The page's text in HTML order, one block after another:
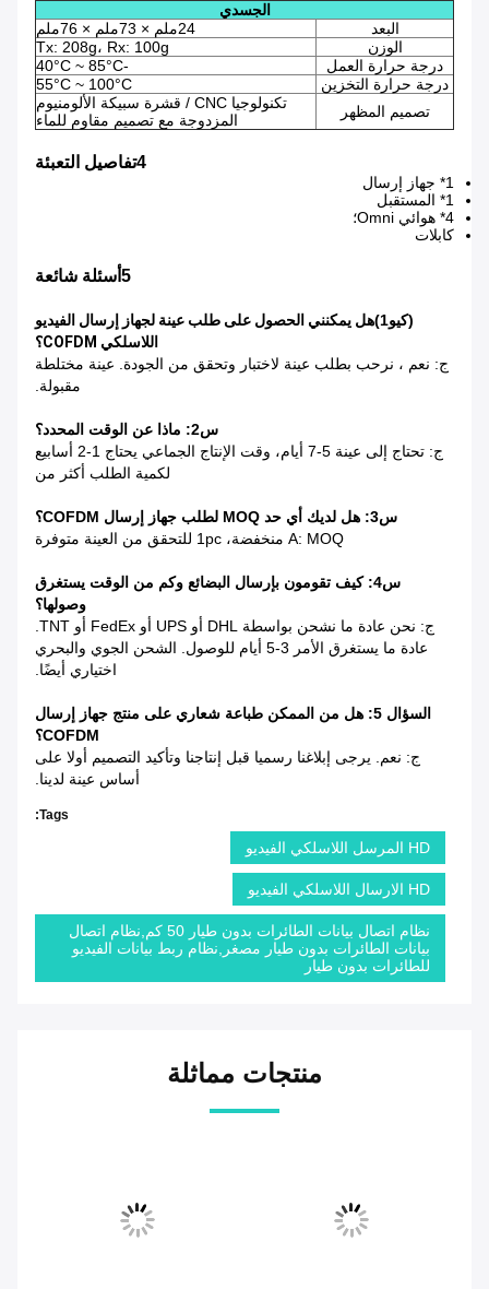
الجسدي
البعد
24ملم × 73ملم × 76ملم
الوزن
Tx: 208g، Rx: 100g
درجة حرارة العمل
-40°C ~ 85°C
درجة حرارة التخزين
55°C ~ 100°C
تصميم المظهر
تكنولوجيا CNC / قشرة سبيكة الألومنيوم
المزدوجة مع تصميم مقاوم للماء
4تفاصيل التعبئة
1* جهاز إرسال
1* المستقبل
4* هوائي Omni؛
كابلات
5أسئلة شائعة
(كيو1)
هل يمكنني الحصول على طلب عينة لجهاز إرسال الفيديو
اللاسلكي COFDM؟
ج: نعم ، نرحب بطلب عينة لاختبار وتحقق من الجودة. عينة مختلطة
مقبولة.
س2: ماذا عن الوقت المحدد؟
ج: تحتاج إلى عينة 5-7 أيام، وقت الإنتاج الجماعي يحتاج 1-2 أسابيع
لكمية الطلب أكثر من
س3: هل لديك أي حد MOQ لطلب جهاز إرسال COFDM؟
A: MOQ منخفضة، 1pc للتحقق من العينة متوفرة
س4: كيف تقومون بإرسال البضائع وكم من الوقت يستغرق
وصولها؟
ج: نحن عادة ما نشحن بواسطة DHL أو UPS أو FedEx أو TNT.
عادة ما يستغرق الأمر 3-5 أيام للوصول. الشحن الجوي والبحري
اختياري أيضًا.
السؤال 5: هل من الممكن طباعة شعاري على منتج جهاز إرسال
COFDM؟
ج: نعم. يرجى إبلاغنا رسميا قبل إنتاجنا وتأكيد التصميم أولا على
أساس عينة لدينا.
Tags:
HD المرسل اللاسلكي الفيديو
HD الارسال اللاسلكي الفيديو
نظام اتصال بيانات الطائرات بدون طيار 50 كم,نظام اتصال
بيانات الطائرات بدون طيار مصغر,نظام ربط بيانات الفيديو
للطائرات بدون طيار
منتجات مماثلة